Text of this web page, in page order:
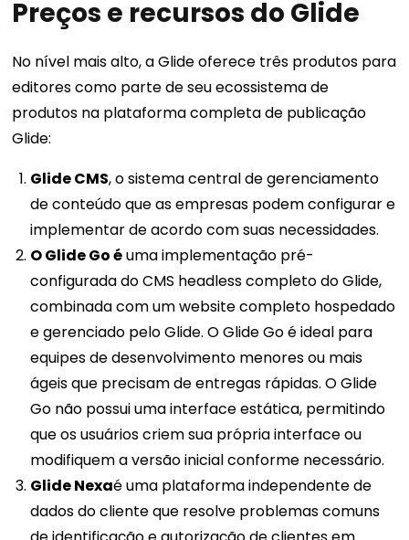
Preços e recursos do Glide
No nível mais alto, a Glide oferece três produtos para
editores como parte de seu ecossistema de
produtos na plataforma completa de publicação
Glide:
Glide CMS, o sistema central de gerenciamento
de conteúdo que as empresas podem configurar e
implementar de acordo com suas necessidades.
O Glide Go éuma implementação pré-
configurada do CMS headless completo do Glide,
combinada com um website completo hospedado
e gerenciado pelo Glide. O Glide Go é ideal para
equipes de desenvolvimento menores ou mais
ágeis que precisam de entregas rápidas. O Glide
Go não possui uma interface estática, permitindo
que os usuários criem sua própria interface ou
modifiquem a versão inicial conforme necessário.
Glide Nexaé uma plataforma independente de
dados do cliente que resolve problemas comuns